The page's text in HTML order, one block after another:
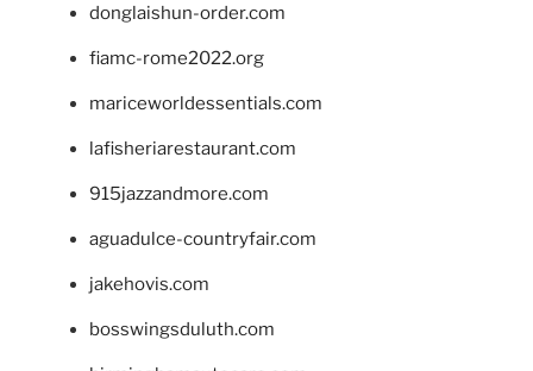
donglaishun-order.com
fiamc-rome2022.org
mariceworldessentials.com
lafisheriarestaurant.com
915jazzandmore.com
aguadulce-countryfair.com
jakehovis.com
bosswingsduluth.com